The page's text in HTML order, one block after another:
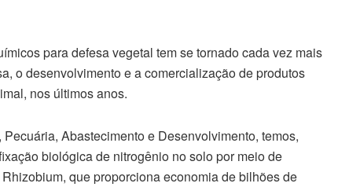
para defesa vegetal tem se tornado cada vez mais
o desenvolvimento e a comercialização de produtos
nos últimos anos.
Abastecimento e Desenvolvimento, temos,
biológica de nitrogênio no solo por meio de
que proporciona economia de bilhões de